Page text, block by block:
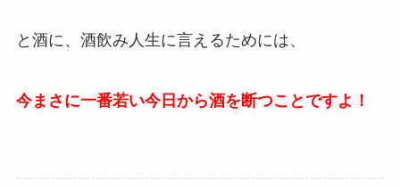
と酒に、酒飲み人生に言えるためには、
今まさに一番若い今日から酒を断つことですよ！